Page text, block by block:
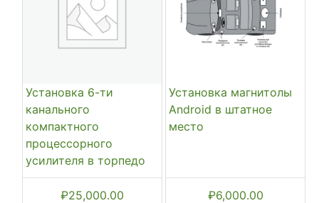
Установка 6-ти
канального
компактного
процессорного
усилителя в торпедо
₽25,000.00
Установка магнитолы
Android в штатное
место
₽6,000.00